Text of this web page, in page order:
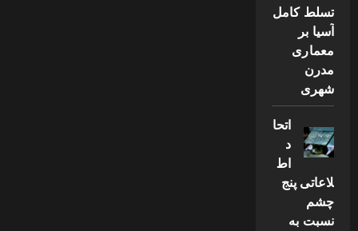
تسلط کامل
آسیا بر
معماری
مدرن
شهری
اتحا
د
اط
لاعاتی پنج
چشم
نسبت به